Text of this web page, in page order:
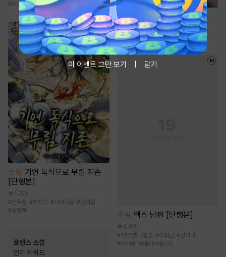
#서브공
소설 기연 독식으로 무림 지존
[단행본]
1.3만
#신무협 #먼치킨 #사이다물 #빙의물
#성장물
로맨스 소설
인기 키워드
소설 천산칠금생 [단행본]
2.6만
#성장물 #전통무협 #비장함
소설 엑스 남편 [단행본]
3.6만
#계약연애/결혼 #후회남 #상처녀
#현대물 #베이비메신저
이 이벤트 그만 보기 닫기